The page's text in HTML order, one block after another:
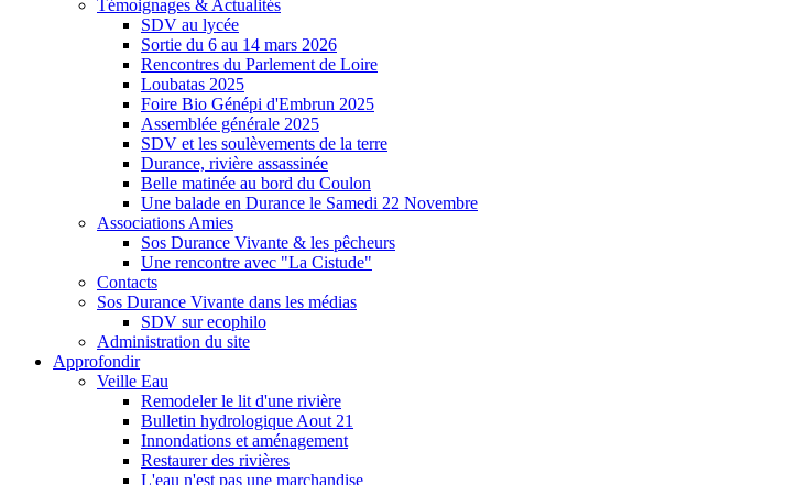
Témoignages & Actualités
SDV au lycée
Sortie du 6 au 14 mars 2026
Rencontres du Parlement de Loire
Loubatas 2025
Foire Bio Génépi d'Embrun 2025
Assemblée générale 2025
SDV et les soulèvements de la terre
Durance, rivière assassinée
Belle matinée au bord du Coulon
Une balade en Durance le Samedi 22 Novembre
Associations Amies
Sos Durance Vivante & les pêcheurs
Une rencontre avec "La Cistude"
Contacts
Sos Durance Vivante dans les médias
SDV sur ecophilo
Administration du site
Approfondir
Veille Eau
Remodeler le lit d'une rivière
Bulletin hydrologique Aout 21
Innondations et aménagement
Restaurer des rivières
L'eau n'est pas une marchandise